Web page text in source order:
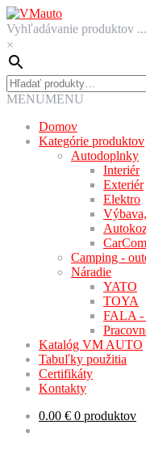
Preskočiť
na
navigáciu
Preskočiť
na
obsah
Vyhľadávanie produktov ...
×
Hľadať:
MENUMENU
Domov
Kategórie produktov
Autodoplnky
Interiér
Exteriér
Elektro
Camping -
Náradie
YATO
TOYA
FALA -
Katalóg VM AUTO
Tabuľky použitia
Certifikáty
Kontakty
0.00 € 0 produktov